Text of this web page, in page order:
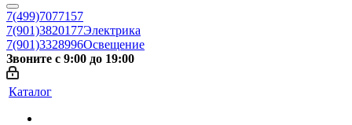
7(499)7077157
7(901)3820177Электрика
7(901)3328996Освещение
Звоните с 9:00 до 19:00
Каталог